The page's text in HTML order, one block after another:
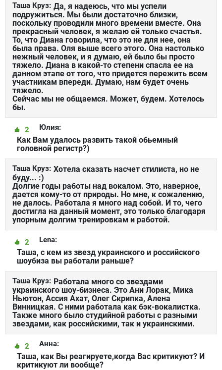
Таша Круз: Да, я надеюсь, что мы успели
подружиться. Мы были достаточно близки,
поскольку проводили много времени вместе. Она
прекрасный человек, я желаю ей только счастья.
То, что Диана говорила, что это не для нее, она
была права. Оля выше всего этого. Она настолько
нежный человек, и я думаю, ей было бы просто
тяжело. Диана в какой-то степени спасла ее на
данном этапе от того, что придется пережить всем
участникам впереди. Думаю, нам будет очень
тяжело.
Сейчас мы не общаемся. Может, будем. Хотелось
бы.
Юлия:
2
Как Вам удалось развить такой обьемный
головной регистр?)
Таша Круз: Хотела сказать насчет стилиста, но не
буду... :)
Долгие годы работы над вокалом. Это, наверное,
дается кому-то от природы. Но мне, к сожалению,
не далось. Работала я много над собой. И то, чего
достигла на данный момент, это только благодаря
упорным долгим тренировкам и работой.
Lena:
2
Таша, с кем из звезд украинского и российского
шоубиза вы работали раньше?
Таша Круз: Работала много со звездами
украинского шоу-бизнеса. Это Ани Лорак, Мика
Ньютон, Ассия Ахат, Олег Скрипка, Алена
Винницкая. С ними работала как бэк-вокалистка.
Также много было студийной работы с разными
звездами, как российскими, так и украинскими.
Анна:
2
Таша, как Вы реагируете,когда Вас критикуют? И
критикуют ли вообще?